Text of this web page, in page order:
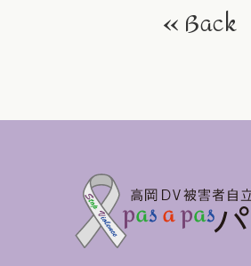
お問い合わせ
Back